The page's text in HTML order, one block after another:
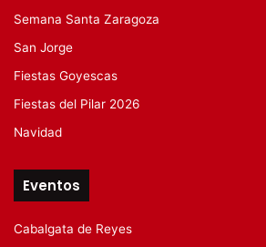
Semana Santa Zaragoza
San Jorge
Fiestas Goyescas
Fiestas del Pilar 2026
Navidad
Eventos
Cabalgata de Reyes